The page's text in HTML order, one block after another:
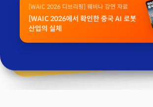
[WAIC 2026 디브리핑] 웨비나 강연 자료
[WAIC 2026에서 확인한 중국 AI 로봇
산업의 실체